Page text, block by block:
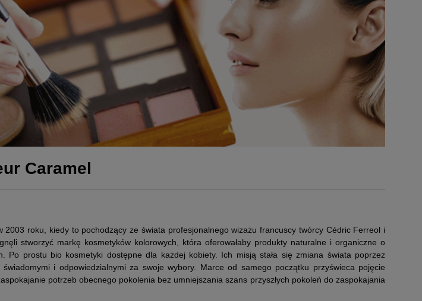
Caramel
2003 roku, kiedy to pochodzący ze świata profesjonalnego wizażu francuscy twórcy Cédric Ferreol i
stworzyć markę kosmetyków kolorowych, która oferowałaby produkty naturalne i organiczne o
Po prostu bio kosmetyki dostępne dla każdej kobiety. Ich misją stała się zmiana świata poprzez
i odpowiedzialnymi za swoje wybory. Marce od samego początku przyświeca pojęcie
potrzeb obecnego pokolenia bez umniejszania szans przyszłych pokoleń do zaspokajania